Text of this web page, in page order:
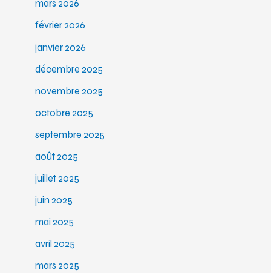
mars 2026
février 2026
janvier 2026
décembre 2025
novembre 2025
octobre 2025
septembre 2025
août 2025
juillet 2025
juin 2025
mai 2025
avril 2025
mars 2025